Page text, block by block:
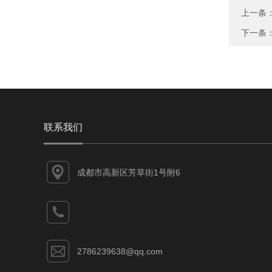
上一条
下一条
联系我们
成都市高新区芳草街1号附6
2786239638@qq.com